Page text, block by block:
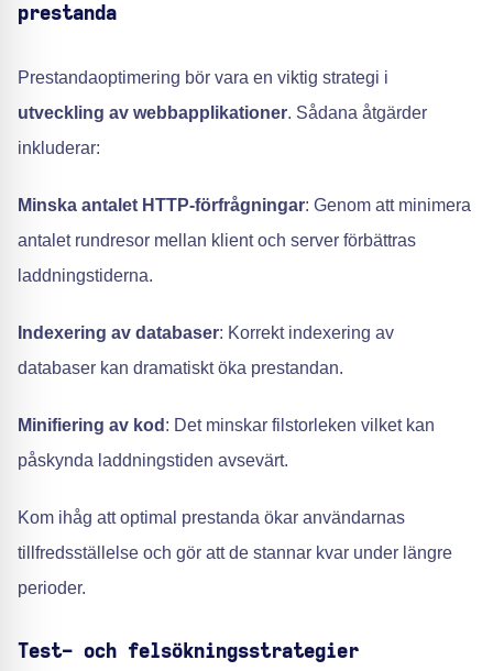
prestanda
Prestandaoptimering bör vara en viktig strategi i
utveckling av webbapplikationer. Sådana åtgärder
inkluderar:
Minska antalet HTTP-förfrågningar: Genom att minimera
antalet rundresor mellan klient och server förbättras
laddningstiderna.
Indexering av databaser: Korrekt indexering av
databaser kan dramatiskt öka prestandan.
Minifiering av kod : Det minskar filstorleken vilket kan
påskynda laddningstiden avsevärt.
Kom ihåg att optimal prestanda ökar användarnas
tillfredsställelse och gör att de stannar kvar under längre
perioder.
Test- och felsökningsstrategier